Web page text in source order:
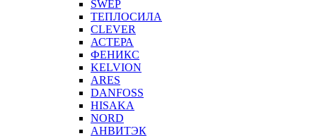
SWEP
ТЕПЛОСИЛА
CLEVER
АСТЕРА
ФЕНИКС
KELVION
ARES
DANFOSS
HISAKA
NORD
АНВИТЭК